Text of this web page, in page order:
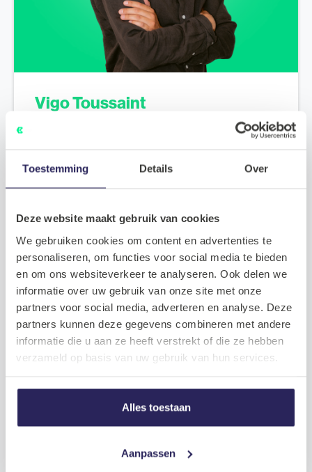
Toestemming Details Over
Deze website maakt gebruik van cookies
We gebruiken cookies om content en advertenties te
personaliseren, om functies voor social media te bieden
en om ons websiteverkeer te analyseren. Ook delen we
informatie over uw gebruik van onze site met onze
partners voor social media, adverteren en analyse. Deze
partners kunnen deze gegevens combineren met andere
informatie die u aan ze heeft verstrekt of die ze hebben
verzameld op basis van uw gebruik van hun services.
Alles toestaan
Aanpassen
Vigo Toussaint
Neem contact op met
Vigo